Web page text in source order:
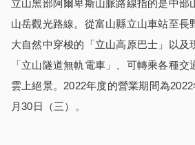
立山黑部阿爾卑斯山脈路線指的是中部
山岳觀光路線。從富山縣立山車站至長
大自然中穿梭的「立山高原巴士」以及
「立山隧道無軌電車」、可轉乘各種
雲上絕景。2022年度的營業期間為
月30日（三）。